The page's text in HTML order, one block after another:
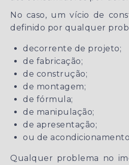
No caso, um vício de
definido por qualquer
decorrente de projeto;
de fabricação;
de construção;
de montagem;
de fórmula;
de manipulação;
de apresentação;
ou de
Qualquer problema no